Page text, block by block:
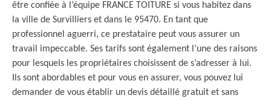
être confiée à l’équipe FRANCE TOITURE si vous habitez dans
la ville de Survilliers et dans le 95470. En tant que
professionnel aguerri, ce prestataire peut vous assurer un
travail impeccable. Ses tarifs sont également l’une des raisons
pour lesquels les propriétaires choisissent de s’adresser à lui.
Ils sont abordables et pour vous en assurer, vous pouvez lui
demander de vous établir un devis détaillé gratuit et sans